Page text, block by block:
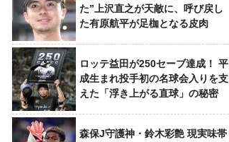
た”上沢直之が天敵に、呼び戻し
た有原航平が足枷となる皮肉
ロッテ益田が250セーブ達成！ 平
成生まれ投手初の名球会入りを支
えた「浮き上がる直球」の秘密
森保J守護神・鈴木彩艶 現実味帯